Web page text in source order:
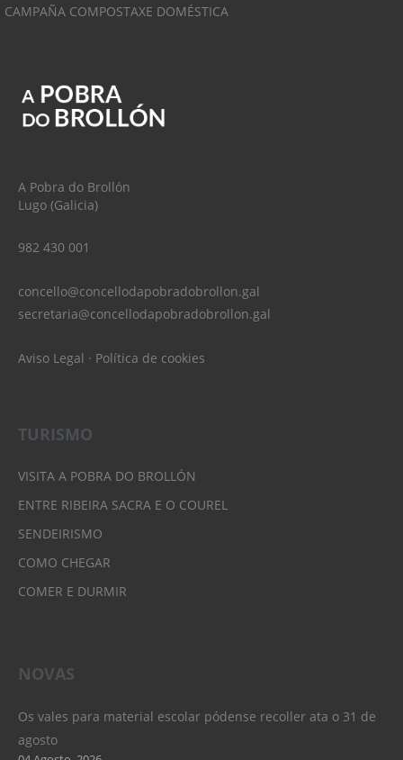
CAMPAÑA COMPOSTAXE DOMÉSTICA
A Pobra do Brollón
Lugo (Galicia)
982 430 001
concello@concellodapobradobrollon.gal
secretaria@concellodapobradobrollon.gal
Aviso Legal · Política de cookies
TURISMO
VISITA A POBRA DO BROLLÓN
ENTRE RIBEIRA SACRA E O COUREL
SENDEIRISMO
COMO CHEGAR
COMER E DURMIR
NOVAS
Os vales para material escolar pódense recoller ata o 31 de
agosto